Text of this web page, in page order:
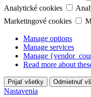
Analytické cookies
Marketingové cookies
Manage options
Manage services
Manage
Read more about
Prijať všetky Odmietnuť
Nastavenia